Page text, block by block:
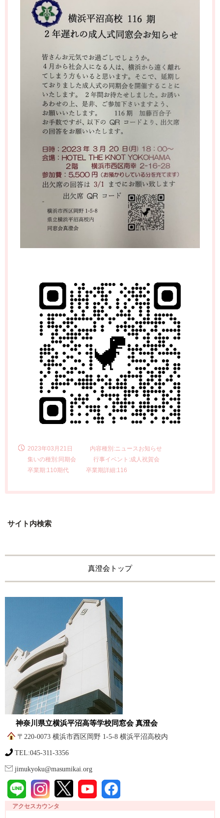
2023年03月21日
内容種別:ニュースお知らせ
集いの種別:同期会
行事イベント:成人祝賀会
卒業期:110期代
卒業期詳細:116
サイト内検索
真澄会トップ
神奈川県立横浜平沼高等学校同窓会 真澄会
〒220-0073 横浜市西区岡野 1-5-8 横浜平沼高校内
TEL:045-311-3356
jimukyoku@masumikai.org
アクセスカウンタ